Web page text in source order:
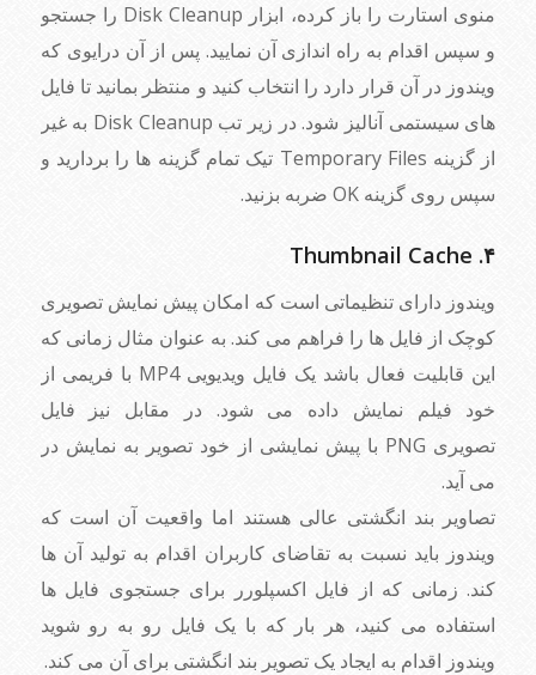
منوی استارت را باز کرده، ابزار Disk Cleanup را جستجو
و سپس اقدام به راه اندازی آن نمایید. پس از آن درایوی که
ویندوز در آن قرار دارد را انتخاب کنید و منتظر بمانید تا فایل
های سیستمی آنالیز شود. در زیر تب Disk Cleanup به غیر
از گزینه Temporary Files تیک تمام گزینه ها را بردارید و
سپس روی گزینه OK ضربه بزنید.
۴. Thumbnail Cache
ویندوز دارای تنظیماتی است که امکان پیش نمایش تصویری
کوچک از فایل ها را فراهم می کند. به عنوان مثال زمانی که
این قابلیت فعال باشد یک فایل ویدیویی MP4 با فریمی از
خود فیلم نمایش داده می شود. در مقابل نیز فایل
تصویری PNG با پیش نمایشی از خود تصویر به نمایش در
می آید.
تصاویر بند انگشتی عالی هستند اما واقعیت آن است که
ویندوز باید نسبت به تقاضای کاربران اقدام به تولید آن ها
کند. زمانی که از فایل اکسپلورر برای جستجوی فایل ها
استفاده می کنید، هر بار که با یک فایل رو به رو شوید
ویندوز اقدام به ایجاد یک تصویر بند انگشتی برای آن می کند.